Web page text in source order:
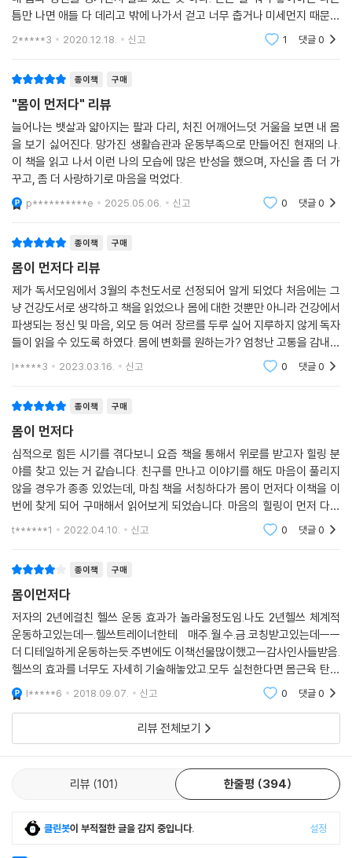
함이 필요하다. 하루하루 꾸준히 노력해야 한다. 무엇보다 몸에 대한 지식
과 그것을 바탕으로 한 방향 설정이 중요하다. 잘못된 방향으로 열심히 움
직이는 것보다는 옳은 방향으로 꾸준히 천천히 움직이는 것이 현명하다.
?“속도가 아닌 방향이다”에서 (p.114)
?
몸의 변화를 위해서는 운동 못지않게 먹는 것을 신경 써야 한다. 운동 시간
은 고작 한 시간이지만 나머지 시간 몸을 만드는 것은 우리가 먹는 음식이
아미타불이다. 같이 운동을 시작한 지인은 나와 비슷한 강도로 운동했지만
대비 효과가 낮았다.
?“꾸준한 운동의 비결”에서 (p.127)
?
일을 잘하는 건 능력이다. 이 사실을 부인하는 사람은 없다. 하지만 쉬는 것
냥 일을 중단하고 쉬면 되는 것 아닌가 생각할 수도 있다. 과연 그럴까? 그
중독의 정의는 “그칠 줄 모르는 것”이다. 일 중독자는 쉬는 능력을 상실한
사람들이다. 그칠 줄 알면 중독이 아니다. 그칠 줄 모르니까 문제가 생기는
것이다. 쉬는 것은 능력이다.
?“쉬는 것도 능력이다”에서 (p.142)
?
인생의 묘미는 얼마나 소유했느냐, 어떤 위치에 올랐느냐에 달려 있지 않
도는 우리에게 자유로움을 준다. 그래서 기도와 명상을 많이 한 사람은 눈
빛이 고요하고 형형하여 보는 것만으로도 사람에게 감동을 준다. “기도는
하느님의 마음을 바꾸지는 않는다. 다만 기도하는 자의 마음을 바꿀 뿐이
지만 동시에 많은 것을 빼앗아 갔다. 그중 하나는 가만히 있는 시간과 기도
하고 명상하는 시간이다. 명상하는 시간을 찾아야 한다.
공부하고 있다. 알수록 신기하고 신비롭다. 내 몸을 대상으로 배운 것을 실
험하는 재미도 쏠쏠하다.
대기업 사장을 하는 친구들이 여럿 있는데 이들의 스케줄 역시 이 상무와
큰 차이가 없다. 새벽부터 밤늦게까지 거듭되는 회의, 공장 방문, 관련업체
미팅, 회장 보고 등으로 눈코 뜰 새 없다. 한 마디로 죽음의 스케줄이다. 그
래서 웬만한 일이 아니고는 아예 평일에는 연락할 엄두조차 내지 못한다.
서로가 서로의 일정을 알기 때문이다. 그렇게 높이 올라간 친구들의 공통
점 역시 새벽마다 운동에 일정 시간을 투자한다는 것이다. 운동을 하지 않
--- “바쁠수록 운동하라”에서 (p.55)
몸무게가 조금 줄었다고 너무 좋아하지 말아라. 빠지면 안 될 수분과 근육
이 줄어들었을 수 있다. 몸무게가 늘었다고 좌절하지 마라. 꼭 필요한 근육
이 만들어졌을 수도 있다. 중요한 건 몸무게가 아니라 몸의 구성비다. 말라
당연히 후자가 더 건강하다. 우리의 목표는 몸무게를 줄이는 게 아니다. 건
되도록 살이 찌지 않는 그런 몸을 만드는 것이다.
--- “의사에게 몸을 외주 주지 마라”에서 (p.62)
몸은 변하는데 예전처럼 먹게 되면 문제가 생긴다. 암이 그렇다. ‘암癌’이란
먹어서 오는 질병이란 의미이다. 현대의 질병은 못 먹어서 생기는 게 아니
라 너무 많이 먹는 데서 오는 것이다. 먹어도 너무 먹는다.
--- “양을 줄여라”에서 (p.98)
몸을 제대로 만들기 위해서는 정직, 성실, 지식이 필요하다. 몸은 정직하다.
수십 년에 걸쳐 만들어진 몸을 어떻게 두 달 만에 바꿀 수 있겠는가? 발상
자체가 말이 안 된다. 두 달 만에 만든 몸은 두 달 만에 망가질 수 있다. 성실
함이 필요하다. 하루하루 꾸준히 노력해야 한다. 무엇보다 몸에 대한 지식
직이는 것보다는 옳은 방향으로 꾸준히 천천히 움직이는 것이 현명하다.
--- “속도가 아닌 방향이다”에서 (p.114)
운동과 몸을 돌보는 일은 나를 사랑하는 모든 사람을 위한 가장 위대한 결
《성공하는 사람들의 7가지 습관》에는 이제 다음 항목이 추가되어야 한다.
“8. 자기 몸을 공부하라”
틈만 나면 애들 다 데리고 밖에 나가서 걷고 너무 춥거나 미세먼지 때문에
못 나가면 실내 운동으로 그 날의 운동량을 채우려고 어떻게든 노력한다.
2*****3 2020.12.18. 신고 1 댓글0
종이책 구매
"몸이 먼저다" 리뷰
늘어나는 뱃살과 얇아지는 팔과 다리, 처진 어깨어느덧 거울을 보면 내 몸
을 보기 싫어진다. 망가진 생활습관과 운동부족으로 만들어진 현재의 나.
이 책을 읽고 나서 이런 나의 모습에 많은 반성을 했으며, 자신을 좀 더 가
꾸고, 좀 더 사랑하기로 마음을 먹었다.
p**********e 2025.05.06. 신고 0 댓글0
종이책 구매
몸이 먼저다 리뷰
제가 독서모임에서 3월의 추천도서로 선정되어 알게 되었다 처음에는 그
냥 건강도서로 생각하고 책을 읽었으나 몸에 대한 것뿐만 아니라 건강에서
파생되는 정신 및 마음, 외모 등 여러 장르를 두루 실어 지루하지 않게 독자
들이 읽을 수 있도록 하였다. 몸에 변화를 원하는가? 엄청난 고통을 감내하
고, 간절히 원하는 것을 얻기 위해 새로운 습관을 만들어 내는 것을 강조하
l*****3 2023.03.16. 신고 0 댓글0
종이책 구매
몸이 먼저다
심적으로 힘든 시기를 겪다보니 요즘 책을 통해서 위로를 받고자 힐링 분
야를 찾고 있는 거 같습니다. 친구를 만나고 이야기를 해도 마음이 풀리지
않을 경우가 종종 있었는데, 마침 책을 서칭하다가 몸이 먼저다 이책을 이
번에 찾게 되어 구매해서 읽어보게 되었습니다. 마음의 힐링이 먼저 다가
오면서 잠시 쉬어가는 것도 괜찮겠다는 생각이 들었습니다. 좋은 책이네
t******1 2022.04.10. 신고 0 댓글0
종이책 구매
몸이먼저다
저자의 2년에걸친 헬쓰 운동 효과가 놀라울정도임.나도 2년헬쓰 체계적
운동하고있는데ㅡ.헬쓰트레이너한테 매주.월.수.금.코칭받고있는데ㅡㅡ
더 디테일하게 운동하는듯.주변에도 이책선물많이했고ㅡ감사인사들받음.
헬쓰의 효과를 너무도 자세히 기술해놓았고.모두 실천한다면 몸근육 탄탄
해져 건강에 큰도움될것임.강추합니다.모두읽어보시길.실천하시길
l*****6 2018.09.07. 신고 0 댓글0
리뷰 전체보기
리뷰 101 한줄평 394
클린봇이 부적절한 글을 감지 중입니다. 설정